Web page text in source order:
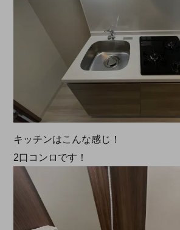
キッチンはこんな感じ！
2口コンロです！